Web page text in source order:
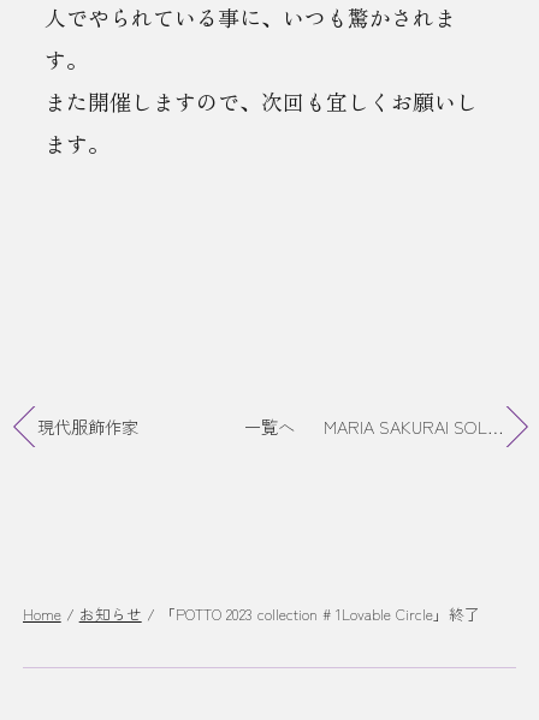
人でやられている事に、いつも驚かされま
す。
また開催しますので、次回も宜しくお願いし
ます。
現代服飾作家 一覧へ MARIA SAKURAI SOLO EXHIBITION“MOBB LIFE”
Home / お知らせ / 「POTTO 2023 collection # 1Lovable Circle」終了